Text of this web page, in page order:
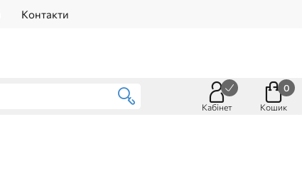
Контакти
Кабінет Кошик
0